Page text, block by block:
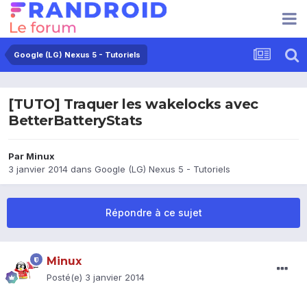
Google (LG) Nexus 5 - Tutoriels
[TUTO] Traquer les wakelocks avec
BetterBatteryStats
Par Minux
3 janvier 2014 dans Google (LG) Nexus 5 - Tutoriels
Répondre à ce sujet
Minux
Posté(e) 3 janvier 2014